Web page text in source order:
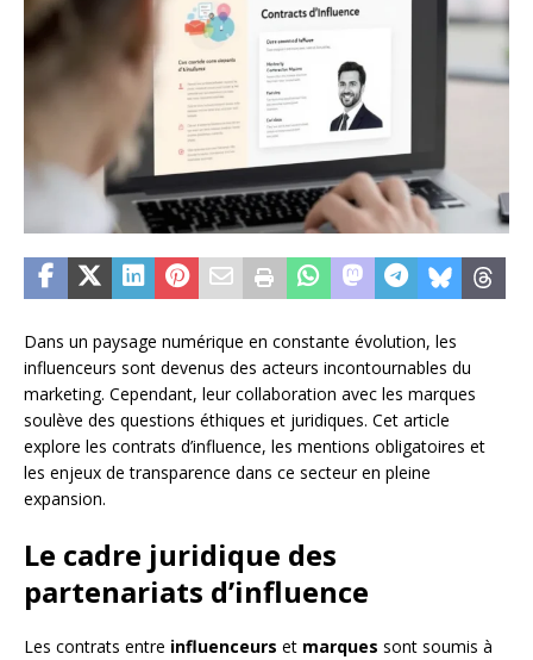
Dans un paysage numérique en constante évolution, les
influenceurs sont devenus des acteurs incontournables du
marketing. Cependant, leur collaboration avec les marques
soulève des questions éthiques et juridiques. Cet article
explore les contrats d’influence, les mentions obligatoires et
les enjeux de transparence dans ce secteur en pleine
expansion.
Le cadre juridique des
partenariats d’influence
Les contrats entre influenceurs et marques sont soumis à